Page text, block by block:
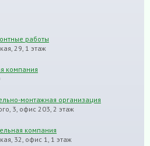
работы
29, 1 этаж
компания
монтажная организация
3, офис 203, 2 этаж
компания
32, офис 1, 1 этаж